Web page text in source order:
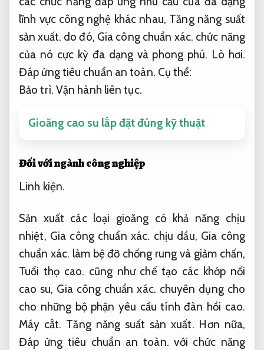
lĩnh vực công nghệ khác nhau, Tăng năng suất
sản xuất. do đó, Gia công chuẩn xác. chức năng
của nó cực kỳ đa dạng và phong phú. Lò hơi.
Đáp ứng tiêu chuẩn an toàn. Cụ thể:
Bảo trì. Vận hành liên tục.
Gioăng cao su lắp đặt đúng kỹ thuật
Đối với ngành công nghiệp
Linh kiện.
Sản xuất các loại gioăng có khả năng chịu
nhiệt, Gia công chuẩn xác. chịu dầu, Gia công
chuẩn xác. làm bệ đỡ chống rung và giảm chấn,
Tuổi thọ cao. cũng như chế tạo các khớp nối
cao su, Gia công chuẩn xác. chuyên dụng cho
cho những bộ phận yêu cầu tính đàn hồi cao.
Máy cắt. Tăng năng suất sản xuất. Hơn nữa,
Đáp ứng tiêu chuẩn an toàn. với chức năng